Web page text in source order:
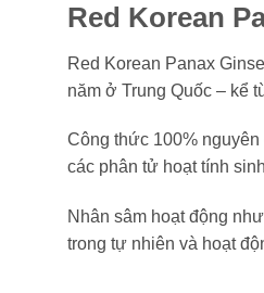
Red Korean
Red Korean Panax
năm ở Trung Quốc – kể
Công thức 100%
các phân tử hoạt tính
Nhân sâm hoạt động
trong tự nhiên và hoạt